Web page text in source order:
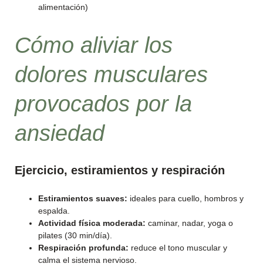
alimentación)
Cómo aliviar los
dolores musculares
provocados por la
ansiedad
Ejercicio, estiramientos y respiración
Estiramientos suaves: ideales para cuello, hombros y
espalda.
Actividad física moderada: caminar, nadar, yoga o
pilates (30 min/día).
Respiración profunda: reduce el tono muscular y
calma el sistema nervioso.